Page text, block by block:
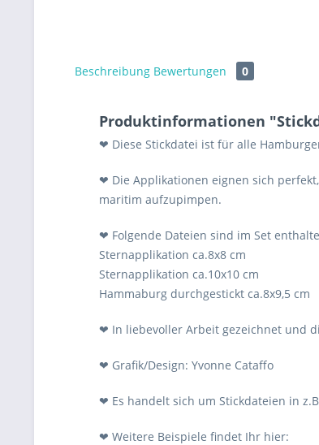
Beschreibung Bewertungen 0
Produktinformationen
❤ Diese Stickdatei ist für alle
❤ Die Applikationen eignen sich
maritim aufzupimpen.
❤ Folgende Dateien sind im Set
Sternapplikation ca.8x8 cm
Sternapplikation ca.10x10 cm
Hammaburg durchgestickt ca.8x9,5 cm
❤ In liebevoller Arbeit gezeichnet und
❤ Grafik/Design: Yvonne Cataffo
❤ Es handelt sich um Stickdateien in z.B.
❤ Weitere Beispiele findet Ihr hier: